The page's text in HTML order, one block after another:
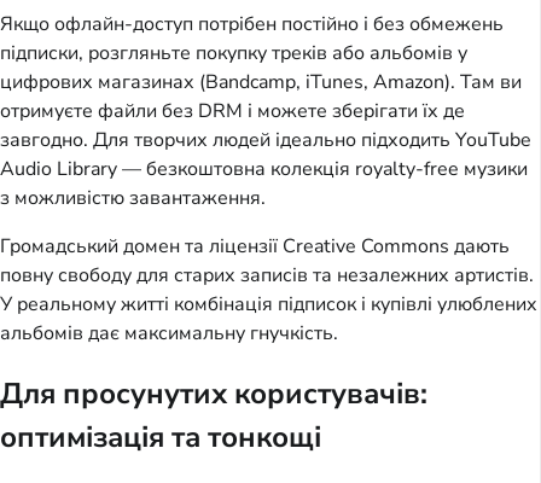
Якщо офлайн-доступ потрібен постійно і без обмежень
підписки, розгляньте покупку треків або альбомів у
цифрових магазинах (Bandcamp, iTunes, Amazon). Там ви
отримуєте файли без DRM і можете зберігати їх де
завгодно. Для творчих людей ідеально підходить YouTube
Audio Library — безкоштовна колекція royalty-free музики
з можливістю завантаження.
Громадський домен та ліцензії Creative Commons дають
повну свободу для старих записів та незалежних артистів.
У реальному житті комбінація підписок і купівлі улюблених
альбомів дає максимальну гнучкість.
Для просунутих користувачів:
оптимізація та тонкощі